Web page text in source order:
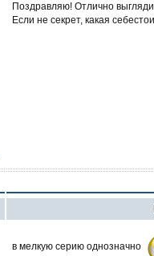
Поздравляю! Отлично
Если не секрет, какая
в мелкую серию однозначно